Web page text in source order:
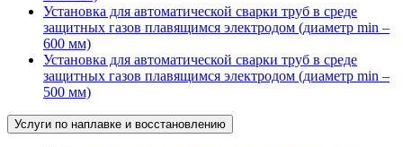
Установка для автоматической сварки труб в среде
защитных газов плавящимся электродом (диаметр min –
600 мм)
Установка для автоматической сварки труб в среде
защитных газов плавящимся электродом (диаметр min –
500 мм)
Услуги по наплавке и восстановлению